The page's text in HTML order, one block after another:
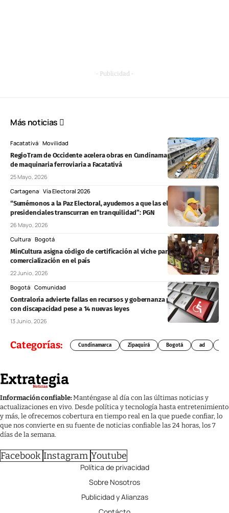
- Publicidad -
Más noticias
Facatativá Movilidad
RegioTram de Occidente acelera obras en Cundinamarca con llegada
de maquinaria ferroviaria a Facatativá
25 Mayo, 2026
Cartagena Vía Electoral 2026
“Sumémonos a la Paz Electoral, ayudemos a que las elecciones
presidenciales transcurran en tranquilidad”: PGN
26 Mayo, 2026
Cultura Bogotá
MinCultura asigna código de certificación al viche para formalizar su
comercialización en el país
22 Junio, 2026
Bogotá Comunidad
Contraloría advierte fallas en recursos y gobernanza para personas
con discapacidad pese a 14 nuevas leyes
13 Junio, 2026
Categorías: Cundinamarca Zipaquirá Bogotá ad
Información confiable:Manténgase al día con las últimas noticias y
actualizaciones en vivo. Desde política y tecnología hasta entretenimiento
y más, le ofrecemos cobertura en tiempo real en la que puede confiar, lo
que nos convierte en su fuente de noticias confiable las 24 horas, los 7
días de la semana.
Facebook Instagram Youtube
Política de privacidad
Sobre Nosotros
Publicidad y Alianzas